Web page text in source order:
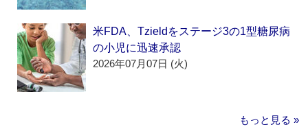
米FDA、Tzieldをステージ3の1型糖尿病
の小児に迅速承認
2026年07月07日 (火)
もっと見る »